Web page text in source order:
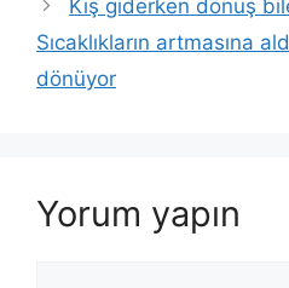
Kış giderken dönüş
Sıcaklıkların artmasına
dönüyor
Yorum yapın